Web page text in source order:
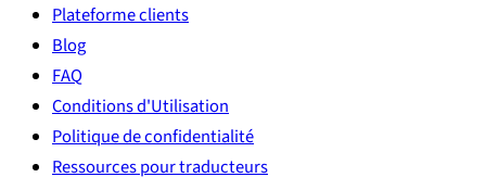
Plateforme clients
Blog
FAQ
Conditions d'Utilisation
Politique de confidentialité
Ressources pour traducteurs